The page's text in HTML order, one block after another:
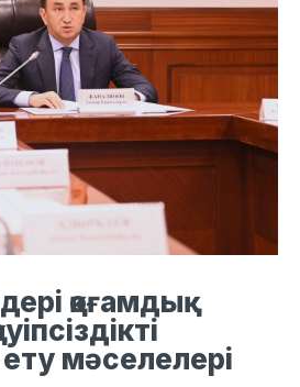
қоғамдық
мәселелері